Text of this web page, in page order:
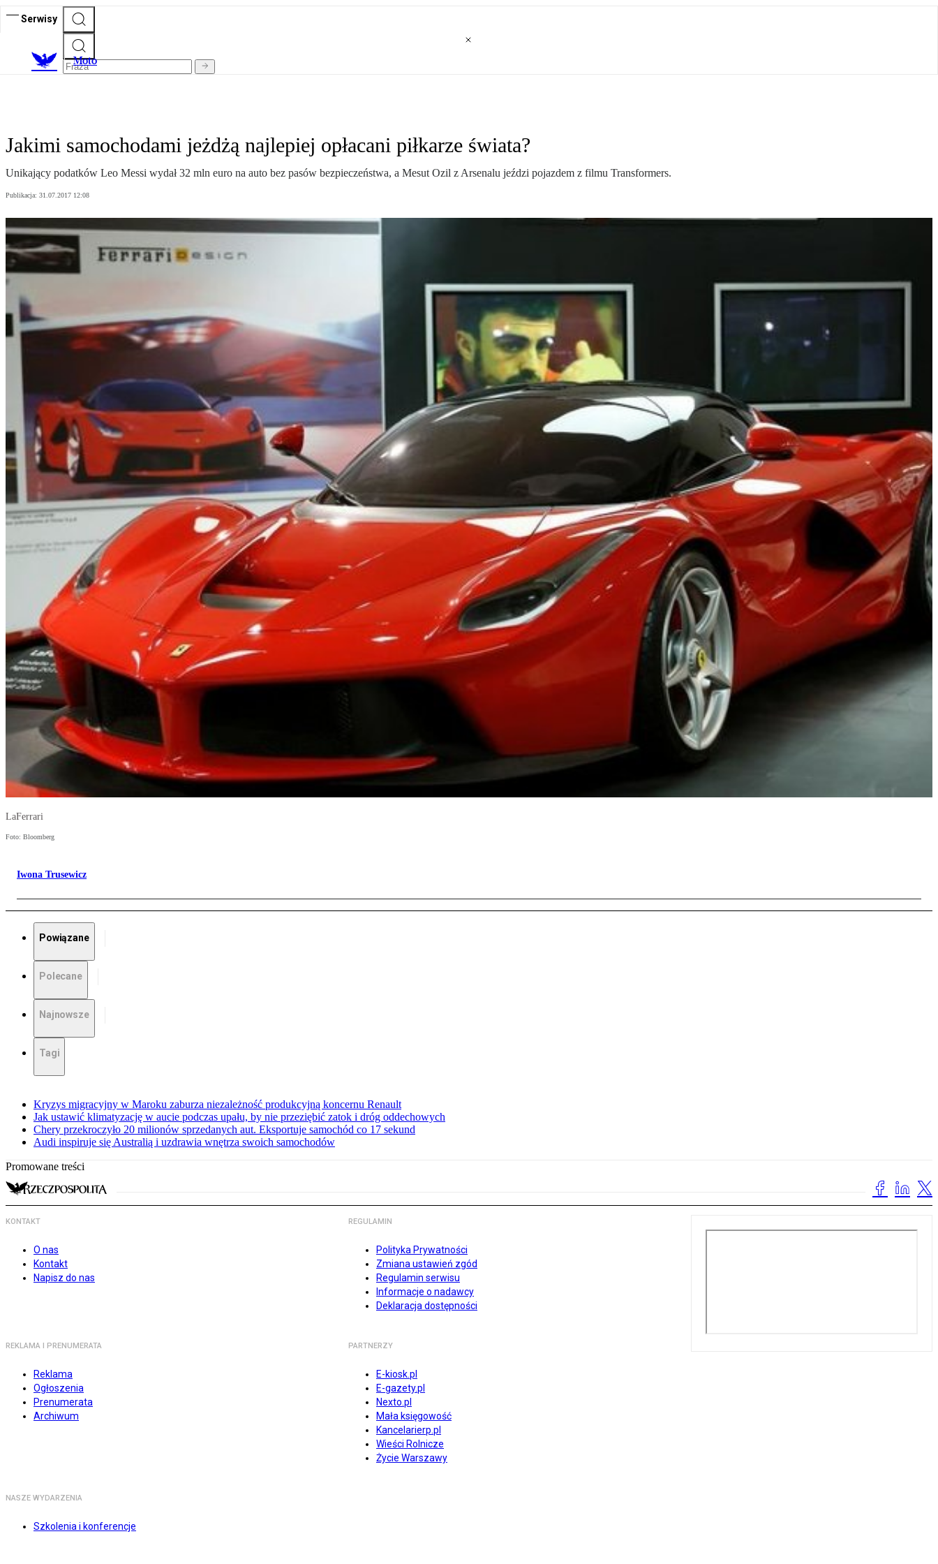
Serwisy
Moto
Jakimi samochodami jeżdżą najlepiej opłacani piłkarze świata?
Unikający podatków Leo Messi wydał 32 mln euro na auto bez pasów bezpieczeństwa, a Mesut Ozil z Arsenalu jeździ pojazdem z filmu Transformers.
Publikacja: 31.07.2017 12:08
LaFerrari
Foto: Bloomberg
Iwona Trusewicz
Powiązane
Polecane
Najnowsze
Tagi
Kryzys migracyjny w Maroku zaburza niezależność produkcyjną koncernu Renault
Jak ustawić klimatyzację w aucie podczas upału, by nie przeziębić zatok i dróg oddechowych
Chery przekroczyło 20 milionów sprzedanych aut. Eksportuje samochód co 17 sekund
Audi inspiruje się Australią i uzdrawia wnętrza swoich samochodów
Promowane treści
KONTAKT
O nas
Kontakt
Napisz do nas
REGULAMIN
Polityka Prywatności
Zmiana ustawień zgód
Regulamin serwisu
Informacje o nadawcy
Deklaracja dostępności
REKLAMA I PRENUMERATA
Reklama
Ogłoszenia
Prenumerata
Archiwum
PARTNERZY
E-kiosk.pl
E-gazety.pl
Nexto.pl
Mała księgowość
Kancelarierp.pl
Wieści Rolnicze
Życie Warszawy
NASZE WYDARZENIA
Szkolenia i konferencje